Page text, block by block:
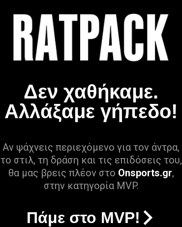
Δεν χαθήκαμε.
Αλλάξαμε γήπεδο!
Αν ψάχνεις περιεχόμενο για τον άντρα,
το στιλ, τη δράση και τις επιδόσεις του,
θα μας βρεις πλέον στο Onsports.gr,
στην κατηγορία MVP.
Πάμε στο MVP!